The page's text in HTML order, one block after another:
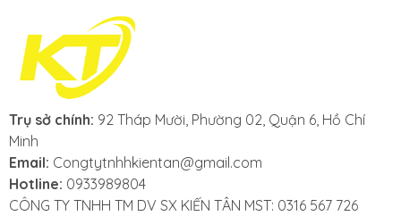
Trụ sở chính: 92 Tháp Mười, Phường 02, Quận 6, Hồ Chí
Minh
Email: Congtytnhhkientan@gmail.com
Hotline: 0933989804
CÔNG TY TNHH TM DV SX KIẾN TÂN MST: 0316 567 726